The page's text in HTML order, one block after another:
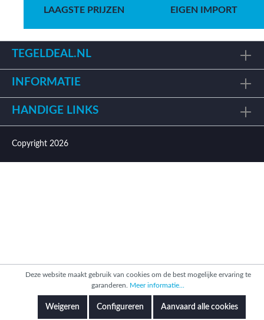
LAAGSTE PRIJZEN EIGEN IMPORT
TEGELDEAL.NL
INFORMATIE
HANDIGE LINKS
Copyright 2026
Deze website maakt gebruik van cookies om de best mogelijke ervaring te
garanderen. Meer informatie...
Weigeren Configureren Aanvaard alle cookies